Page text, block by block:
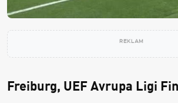
REKLAM
Freiburg, UEF Avrupa Ligi